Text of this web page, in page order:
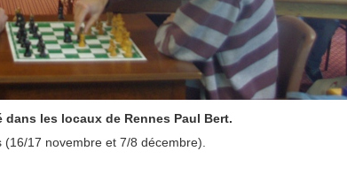
les locaux de Rennes Paul Bert.
(16/17 novembre et 7/8 décembre).